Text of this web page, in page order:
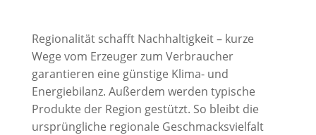
Regionalität schafft Nachhaltigkeit – kurze
Wege vom Erzeuger zum Verbraucher
garantieren eine günstige Klima- und
Energiebilanz. Außerdem werden typische
Produkte der Region gestützt. So bleibt die
ursprüngliche regionale Geschmacksvielfalt